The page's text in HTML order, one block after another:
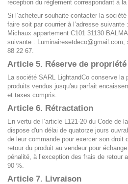
réception du règlement correspondant à la
Si l’acheteur souhaite contacter la
faire soit par courrier à l’adresse suivante
Michaux appartement C101 31130
suivante : Luminairesetdeco@gmail.com,
88 22 67.
Article 5. Réserve de propriété
La société SARL LightandCo conserve la
produits vendus jusqu'au parfait
et taxes compris.
Article 6. Rétractation
En vertu de l’article L121-20 du Code de
dispose d'un délai de quatorze jours
de leur commande pour exercer son droit
retour du produit au vendeur pour
pénalité, à l’exception des frais de retour
90 %.
Article 7. Livraison